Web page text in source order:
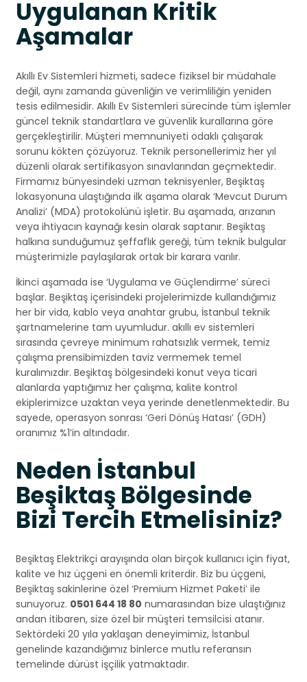
Uygulanan Kritik
Aşamalar
Akıllı Ev Sistemleri hizmeti, sadece fiziksel bir müdahale
değil, aynı zamanda güvenliğin ve verimliliğin yeniden
tesis edilmesidir. Akıllı Ev Sistemleri sürecinde tüm işlemler
güncel teknik standartlara ve güvenlik kurallarına göre
gerçekleştirilir. Müşteri memnuniyeti odaklı çalışarak
sorunu kökten çözüyoruz. Teknik personellerimiz her yıl
düzenli olarak sertifikasyon sınavlarından geçmektedir.
Firmamız bünyesindeki uzman teknisyenler, Beşiktaş
lokasyonuna ulaştığında ilk aşama olarak ‘Mevcut Durum
Analizi’ (MDA) protokolünü işletir. Bu aşamada, arızanın
veya ihtiyacın kaynağı kesin olarak saptanır. Beşiktaş
halkına sunduğumuz şeffaflık gereği, tüm teknik bulgular
müşterimizle paylaşılarak ortak bir karara varılır.
İkinci aşamada ise ‘Uygulama ve Güçlendirme’ süreci
başlar. Beşiktaş içerisindeki projelerimizde kullandığımız
her bir vida, kablo veya anahtar grubu, İstanbul teknik
şartnamelerine tam uyumludur. akıllı ev sistemleri
sırasında çevreye minimum rahatsızlık vermek, temiz
çalışma prensibimizden taviz vermemek temel
kuralımızdır. Beşiktaş bölgesindeki konut veya ticari
alanlarda yaptığımız her çalışma, kalite kontrol
ekiplerimizce uzaktan veya yerinde denetlenmektedir. Bu
sayede, operasyon sonrası ‘Geri Dönüş Hatası’ (GDH)
oranımız %1’in altındadır.
Neden İstanbul
Beşiktaş Bölgesinde
Bizi Tercih Etmelisiniz?
Beşiktaş Elektrikçi arayışında olan birçok kullanıcı için fiyat,
kalite ve hız üçgeni en önemli kriterdir. Biz bu üçgeni,
Beşiktaş sakinlerine özel ‘Premium Hizmet Paketi’ ile
sunuyoruz. 0501 644 18 80 numarasından bize ulaştığınız
andan itibaren, size özel bir müşteri temsilcisi atanır.
Sektördeki 20 yıla yaklaşan deneyimimiz, İstanbul
genelinde kazandığımız binlerce mutlu referansın
temelinde dürüst işçilik yatmaktadır.